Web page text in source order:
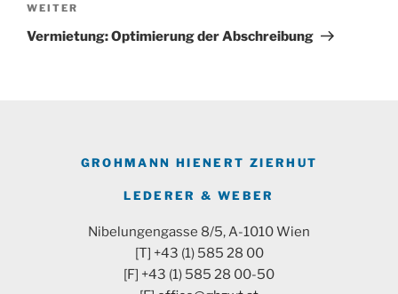
Nächster
Beitrag
WEITER
Vermietung: Optimierung der Abschreibung
GROHMANN HIENERT ZIERHUT
LEDERER & WEBER
Nibelungengasse 8/5, A-1010 Wien
[T] +43 (1) 585 28 00
[F] +43 (1) 585 28 00-50